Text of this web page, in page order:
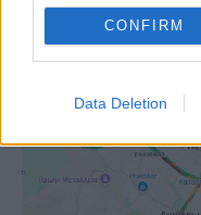
CONFIRM
Data Deletion